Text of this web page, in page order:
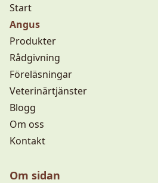
Start
Angus
Produkter
Rådgivning
Föreläsningar
Veterinärtjänster
Blogg
Om oss
Kontakt
Om sidan